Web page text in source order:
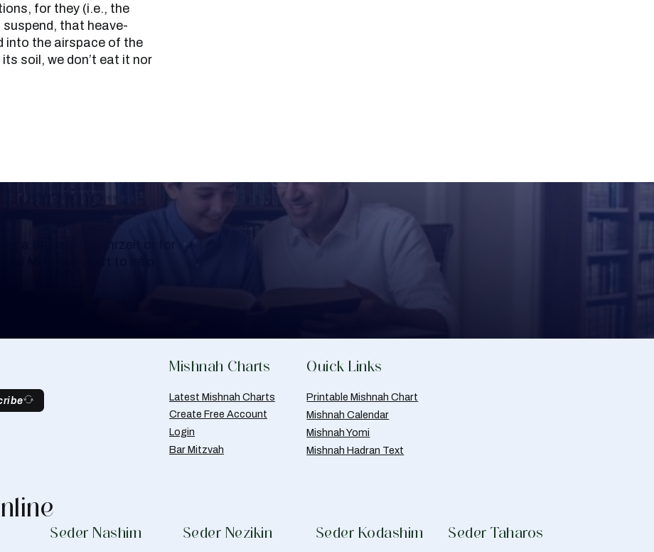
for they (i.e., the
that heave-
into the airspace of the
soil, we don’t eat it nor
Mishnah Charts
Latest Mishnah Charts
Create Free Account
Login
Bar Mitzvah
Quick Links
Printable Mishnah Chart
Mishnah Calendar
Mishnah Yomi
Mishnah Hadran Text
Seder Nashim Seder Nezikin Seder Kodashim Seder Taharos